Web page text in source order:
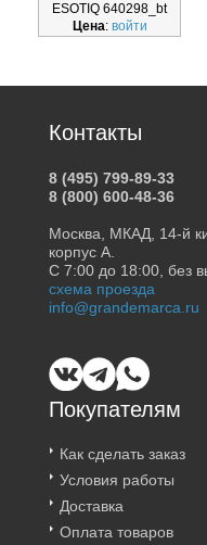
ESOTIQ 640298_bt
Цена: войти
Покупателям
Как сделать заказ
Условия работы
Доставка
Оплата товаров
Контакты
8 (495) 799-89-33
8 (800) 600-48-36
Москва, МКАД, 14-й
корпус А.
С 7:00 до 18:00, без
схема проезда
info@grandemarca.ru